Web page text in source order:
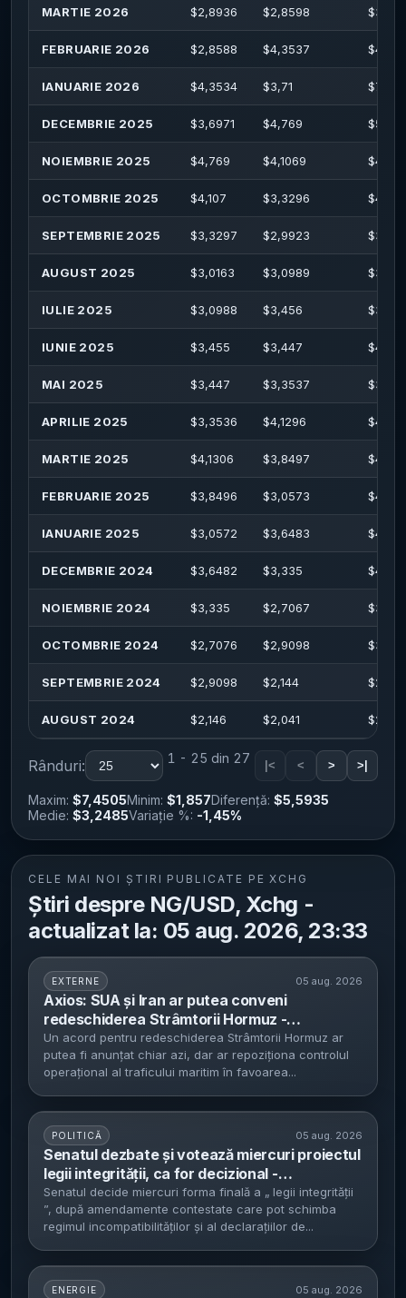
MARTIE 2026 $2,8936 $2,8598 $
FEBRUARIE 2026 $2,8588 $4,3537 $
IANUARIE 2026 $4,3534 $3,71 $
DECEMBRIE 2025 $3,6971 $4,769 $
NOIEMBRIE 2025 $4,769 $4,1069 $
OCTOMBRIE 2025 $4,107 $3,3296 $
SEPTEMBRIE 2025 $3,3297 $2,9923 $
AUGUST 2025 $3,0163 $3,0989 $3,138
IULIE 2025 $3,0988 $3,456 $
IUNIE 2025 $3,455 $3,447 $
MAI 2025 $3,447 $3,3537 $
APRILIE 2025 $3,3536 $4,1296 $
MARTIE 2025 $4,1306 $3,8497 $
FEBRUARIE 2025 $3,8496 $3,0573 $
IANUARIE 2025 $3,0572 $3,6483 $
DECEMBRIE 2024 $3,6482 $3,335 $4,20
NOIEMBRIE 2024 $3,335 $2,7067 $
OCTOMBRIE 2024 $2,7076 $2,9098 $
SEPTEMBRIE 2024 $2,9098 $2,144 $
AUGUST 2024 $2,146 $2,041 $
Rânduri: 1 - 25 din 27 |< < > >|
Maxim: $7,4505Minim: $1,857Diferență: $5,5935
Medie: $3,2485Variație %: -1,45%
CELE MAI NOI ȘTIRI PUBLICATE PE XCHG
Știri despre NG/USD, Xchg -
actualizat la: 05 aug. 2026, 23:33
EXTERNE 05 aug. 2026
Axios: SUA și Iran ar putea conveni
redeschiderea Strâmtorii Hormuz -
aranjamentul ar muta traficul de intrare în
apele iraniene pentru 60 de zile
Un acord pentru redeschiderea Strâmtorii Hormuz ar
putea fi anunțat chiar azi, dar ar repoziționa controlul
operațional al traficului maritim în favoarea...
POLITICĂ 05 aug. 2026
Senatul dezbate și votează miercuri proiectul
legii integrității, ca for decizional -
amendamentele PSD și AUR, contestate de
PNL și USR pe motiv de neconstituționalitate
Senatul decide miercuri forma finală a „ legii integrității
”, după amendamente contestate care pot schimba
regimul incompatibilităților și al declarațiilor de...
ENERGIE 05 aug. 2026